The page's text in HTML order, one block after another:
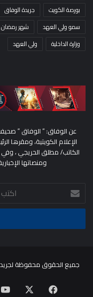
بورصة الكويت
جريدة الوفاق
سمو ولي العهد
شهر رمضان
وزارة الداخلية
ولي العهد
عن الوفاق: ” الوفاق ”
الإعلام الكويتية، ومقرها
ومنصاتها
اكتب
بريدك
الالكتروني
جميع الحقوق محفوظة لجريدة
فيسبوك